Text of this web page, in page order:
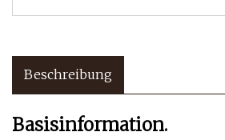
Beschreibung
Basisinformation.